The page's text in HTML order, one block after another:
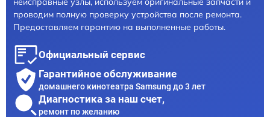
проводим полную проверку устройства после ремонта.
Предоставляем гарантию на выполненные работы.
Официальный сервис
Гарантийное обслуживание
домашнего кинотеатра Samsung до 3 лет
Диагностика за наш счет,
ремонт по желанию